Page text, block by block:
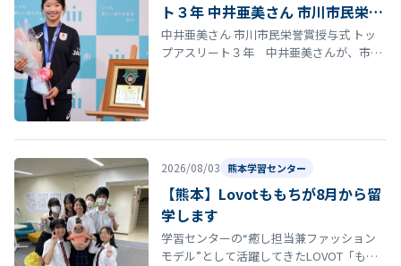
ト３年 中井亜美さん 市川市民栄誉
賞授与式
中井亜美さん 市川市民栄誉賞授与式 トッ
プアスリート３年 中井亜美さんが、市川
2026/08/03 熊本学習センター
【熊本】Lovotももちが8月から留
学します
学習センターの“癒し担当兼ファッション
モデル”として活躍してきたLOVOT「もも